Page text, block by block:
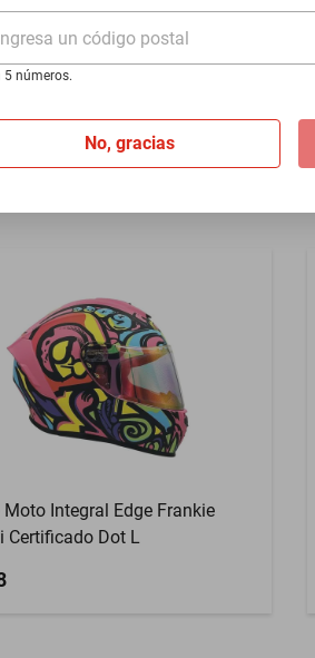
un código postal
5 números.
No, gracias
ECE c/luz L
Moto Integral Edge Frankie
Certificado Dot L